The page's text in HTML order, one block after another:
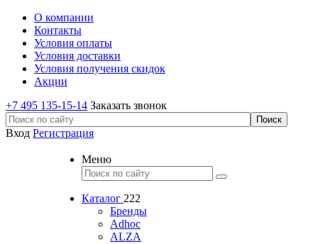
О компании
Контакты
Условия оплаты
Условия доставки
Условия получения скидок
Акции
+7 495 135-15-14 Заказать звонок
Вход Регистрация
Меню
Каталог 222
Бренды
Adhoc
ALZA